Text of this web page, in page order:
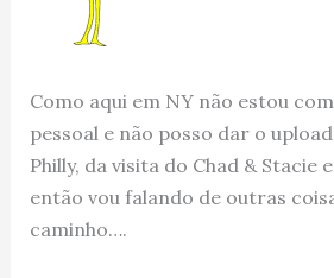
Como aqui em NY não estou
pessoal e não posso dar o
Philly, da visita do Chad &
então vou falando de outras
caminho….